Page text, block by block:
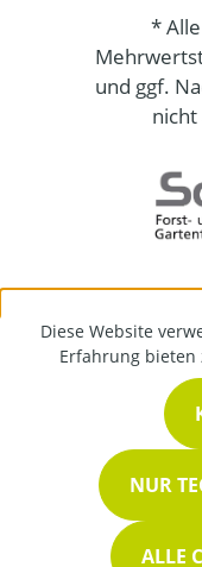
*
und ggf.
nicht
Diese Website
Erfahrung bieten
NUR
ALLE